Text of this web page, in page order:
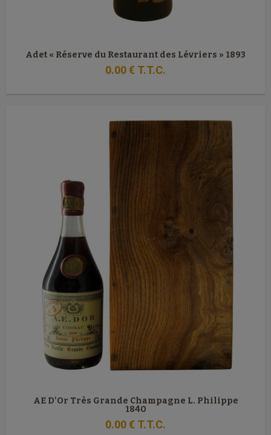
Adet « Réserve du Restaurant des Lévriers » 1893
0.00€ T.T.C.
AE D'Or Très Grande Champagne L. Philippe
1840
0.00€ T.T.C.